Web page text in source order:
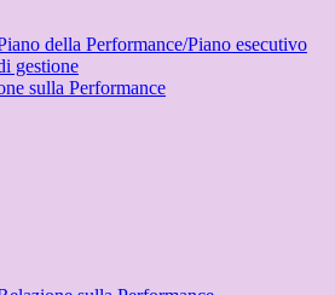
della Performance/Piano esecutivo
gestione
sulla Performance